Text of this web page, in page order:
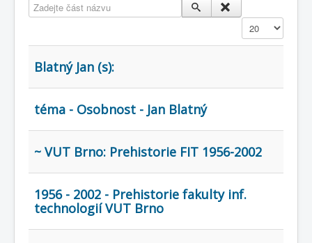
Cíle expozice
Současnost SW a IT
KNIHOVNA
Historické počítače
COBOL
O nás
Úvod Mapa stránek (štítky)
Zadejte část názvu
Zobrazit
Blatný Jan (s):
téma - Osobnost - Jan Blatný
~ VUT Brno: Prehistorie FIT 1956-2002
1956 - 2002 - Prehistorie fakulty inf.
technologií VUT Brno